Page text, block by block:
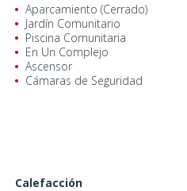
Aparcamiento (Cerrado)
Jardín Comunitario
Piscina Comunitaria
En Un Complejo
Ascensor
Cámaras de Seguridad
Calefacción